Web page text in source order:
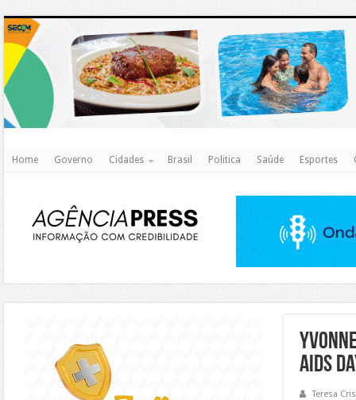
Home Governo Cidades Brasil Politica Saúde Esportes
AIDS
Teresa